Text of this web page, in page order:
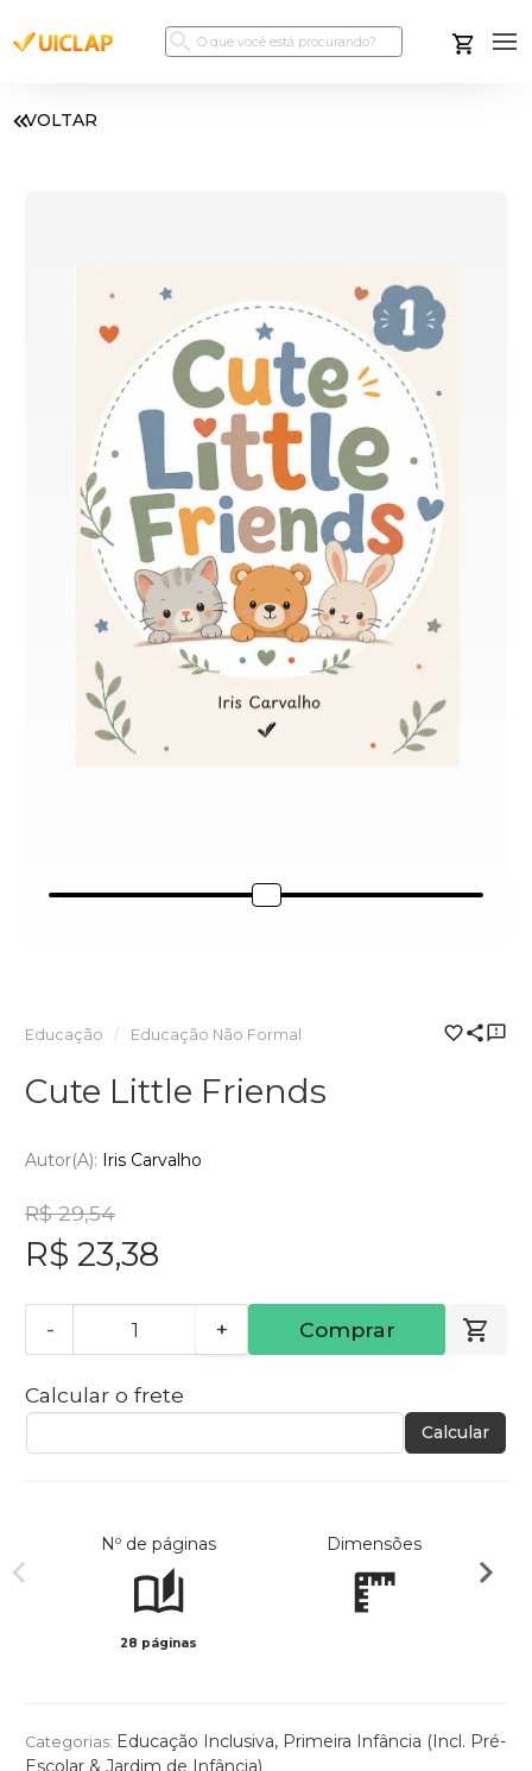
VOLTAR
Educação Educação Não Formal
Cute Little Friends
Autor(a): Iris Carvalho
R$ 29,54
R$ 23,38
- + Comprar
Calcular o frete
Calcular
Nº de páginas
28 páginas
Dimensões
Categorias: Educação Inclusiva, Primeira Infância (Incl. Pré-